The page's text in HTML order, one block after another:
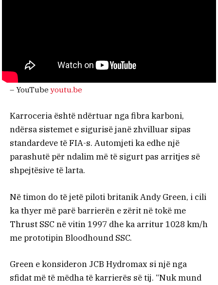
– YouTube youtu.be
Karroceria është ndërtuar nga fibra karboni,
ndërsa sistemet e sigurisë janë zhvilluar sipas
standardeve të FIA-s. Automjeti ka edhe një
parashutë për ndalim më të sigurt pas arritjes së
shpejtësive të larta.
Në timon do të jetë piloti britanik Andy Green, i cili
ka thyer më parë barrierën e zërit në tokë me
Thrust SSC në vitin 1997 dhe ka arritur 1028 km/h
me prototipin Bloodhound SSC.
Green e konsideron JCB Hydromax si një nga
sfidat më të mëdha të karrierës së tij. “Nuk mund